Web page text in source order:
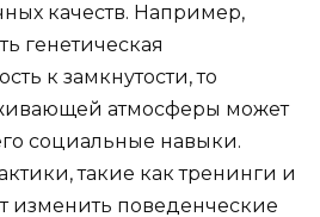
качеств. Например,
генетическая
к замкнутости, то
атмосферы может
социальные навыки.
такие как тренинги и
изменить поведенческие